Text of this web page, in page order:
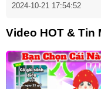
2024-10-21 17:54:52
Video HOT & Tin